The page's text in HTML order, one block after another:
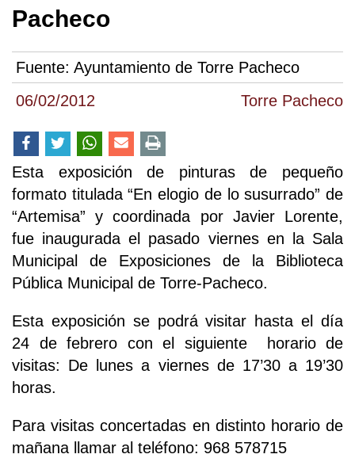
06/02/2012 Torre Pacheco
Pacheco
Fuente: Ayuntamiento de Torre Pacheco
Esta exposición de pinturas de pequeño
formato titulada “En elogio de lo susurrado” de
“Artemisa” y coordinada por Javier Lorente,
fue inaugurada el pasado viernes en la Sala
Municipal de Exposiciones de la Biblioteca
Pública Municipal de Torre-Pacheco.
Esta exposición se podrá visitar hasta el día
24 de febrero con el siguiente horario de
visitas: De lunes a viernes de 17’30 a 19’30
horas.
Para visitas concertadas en distinto horario de
mañana llamar al teléfono: 968 578715